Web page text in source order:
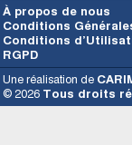
À propos de nous
Conditions
Conditions
RGPD
Une réalisation de
© 2026 Tous droits